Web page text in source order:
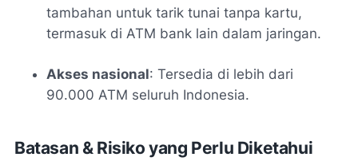
tambahan untuk tarik tunai tanpa kartu,
termasuk di ATM bank lain dalam jaringan.
Akses nasional: Tersedia di lebih dari
90.000 ATM seluruh Indonesia.
Batasan & Risiko yang Perlu Diketahui